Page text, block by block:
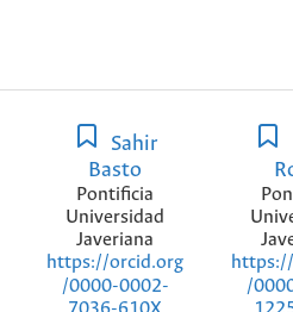
Sahir
Basto
Pontificia
Universidad
Javeriana
https://orcid.org
/0000-0002-
/